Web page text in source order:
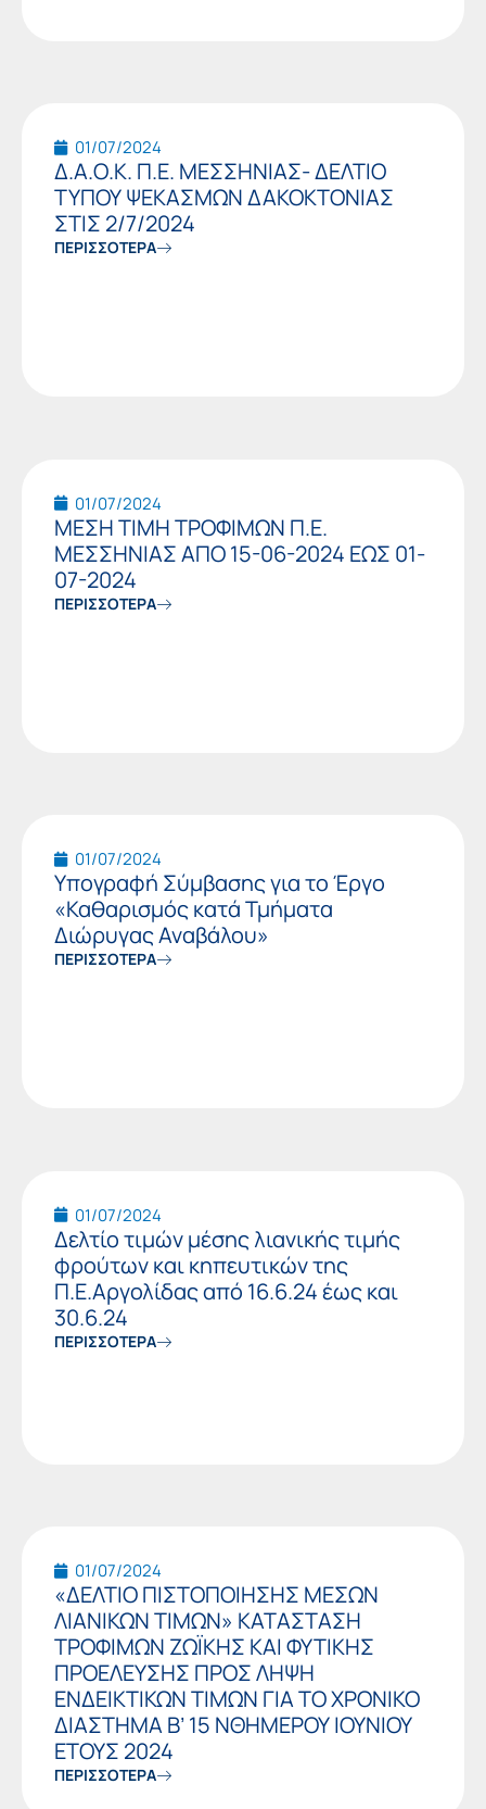
01/07/2024
Δ.Α.Ο.Κ. Π.Ε. ΜΕΣΣΗΝΙΑΣ- ΔΕΛΤΙΟ
ΤΥΠΟΥ ΨΕΚΑΣΜΩΝ ΔΑΚΟΚΤΟΝΙΑΣ
ΣΤΙΣ 2/7/2024
ΠΕΡΙΣΣΟΤΕΡΑ
01/07/2024
ΜΕΣΗ ΤΙΜΗ ΤΡΟΦΙΜΩΝ Π.Ε.
ΜΕΣΣΗΝΙΑΣ ΑΠΟ 15-06-2024 ΕΩΣ 01-
07-2024
ΠΕΡΙΣΣΟΤΕΡΑ
01/07/2024
Υπογραφή Σύμβασης για το Έργο
«Καθαρισμός κατά Τμήματα
Διώρυγας Αναβάλου»
ΠΕΡΙΣΣΟΤΕΡΑ
01/07/2024
Δελτίο τιμών μέσης λιανικής τιμής
φρούτων και κηπευτικών της
Π.Ε.Αργολίδας από 16.6.24 έως και
30.6.24
ΠΕΡΙΣΣΟΤΕΡΑ
01/07/2024
«ΔΕΛΤΙΟ ΠΙΣΤΟΠΟΙΗΣΗΣ ΜΕΣΩΝ
ΛΙΑΝΙΚΩΝ ΤΙΜΩΝ» ΚΑΤAΣΤΑΣΗ
ΤΡΟΦΙΜΩΝ ΖΩΪΚΗΣ ΚΑΙ ΦΥΤΙΚΗΣ
ΠΡΟΕΛΕΥΣΗΣ ΠΡΟΣ ΛΗΨΗ
ΕΝΔΕΙΚΤΙΚΩΝ ΤΙΜΩΝ ΓΙΑ ΤΟ ΧΡΟΝΙΚΟ
ΔΙΑΣΤΗΜΑ Β’ 15 ΝΘΗΜΕΡΟΥ ΙΟΥΝΙΟΥ
ΕΤΟΥΣ 2024
ΠΕΡΙΣΣΟΤΕΡΑ